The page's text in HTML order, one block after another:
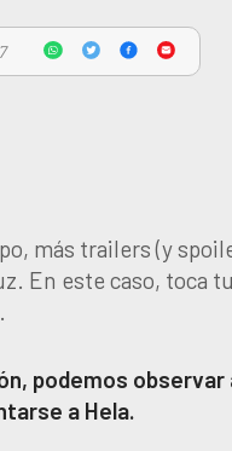
más trailers (y
En este caso, toca
podemos observar
a Hela.